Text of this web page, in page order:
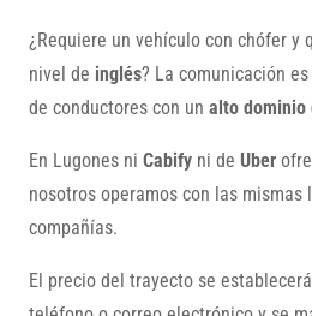
¿Requiere un vehículo con chófer y
nivel de inglés? La comunicación
de conductores con un alto dominio
En Lugones ni Cabify ni de Uber
nosotros operamos con las mismas
compañías.
El precio del trayecto se